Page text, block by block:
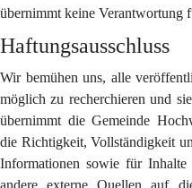
übernimmt keine Verantwortung
Haftungsausschluss
Wir bemühen uns, alle
möglich zu recherchieren und
übernimmt die Gemeinde
die Richtigkeit, Vollständigkeit
Informationen sowie für
andere externe Quellen auf